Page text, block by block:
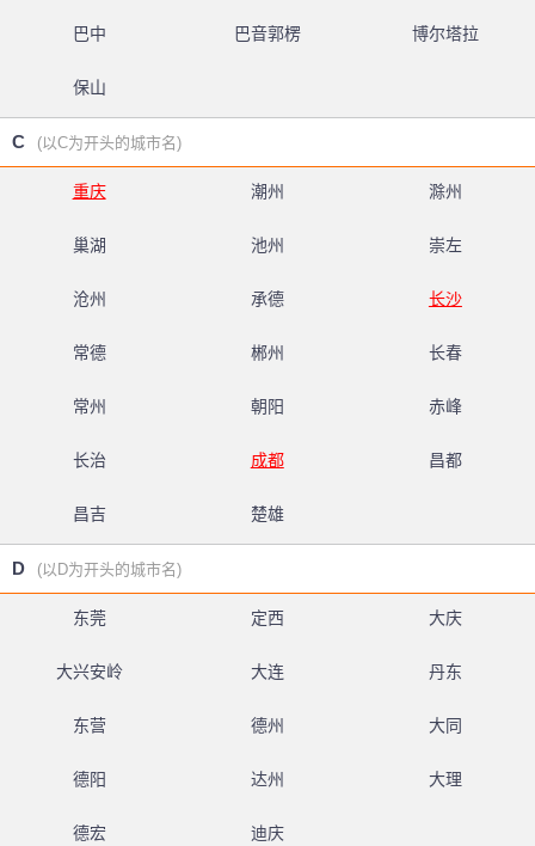
巴中 巴音郭楞 博尔塔拉
保山
C (以C为开头的城市名)
重庆 潮州 滁州
巢湖 池州 崇左
沧州 承德 长沙
常德 郴州 长春
常州 朝阳 赤峰
长治 成都 昌都
昌吉 楚雄
D (以D为开头的城市名)
东莞 定西 大庆
大兴安岭 大连 丹东
东营 德州 大同
德阳 达州 大理
德宏 迪庆